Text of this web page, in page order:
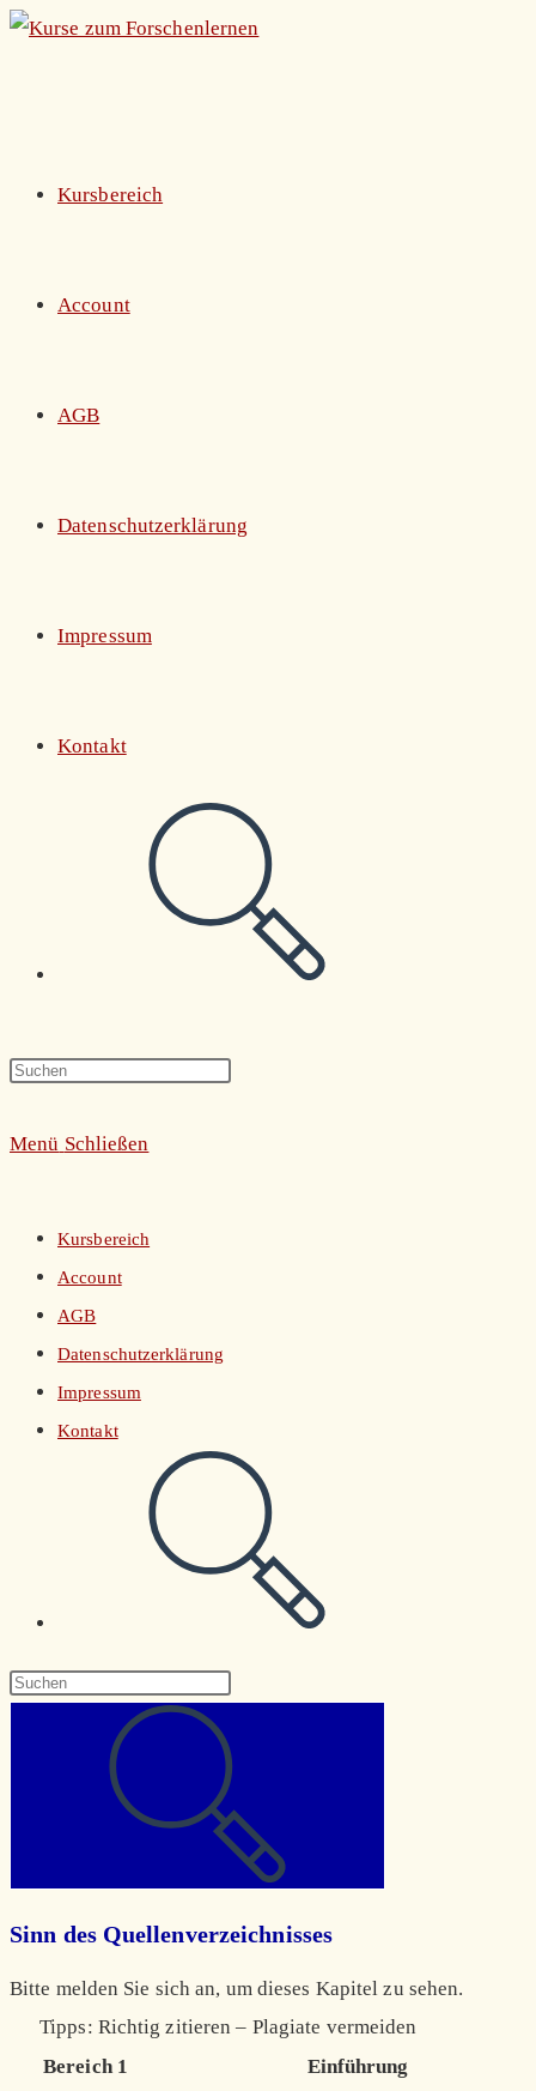
Zum
Kursbereich
Account
AGB
Datenschutzerklärung
Impressum
Kontakt
umschalten
Press
Menü Schließen
Kursbereich
Account
AGB
Datenschutzerklärung
Impressum
Kontakt
Diese
durchsuchen
Sinn des Quellenverzeichnisses
Bitte melden Sie sich an, um dieses Kapitel zu sehen.
Tipps: Richtig zitieren – Plagiate vermeiden
Bereich 1
Einführung